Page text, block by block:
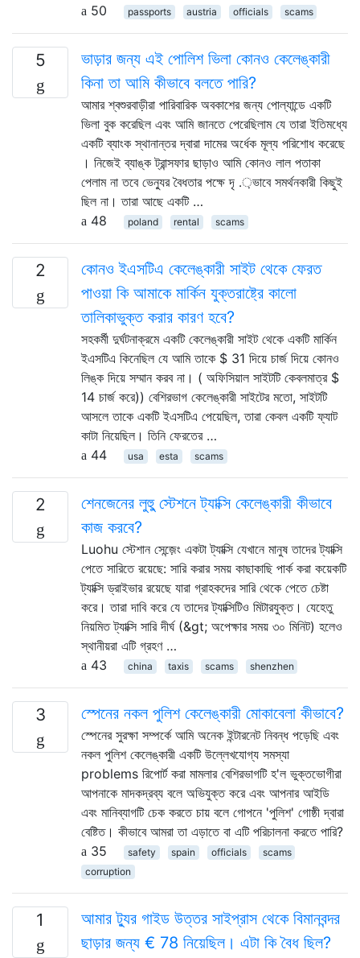
50
passports austria officials scams
5
ভাড়ার জন্য এই পোলিশ ভিলা কোনও কেলেঙ্কারী
কিনা তা আমি কীভাবে বলতে পারি?
আমার শ্বশুরবাড়ীরা পারিবারিক অবকাশের জন্য পোল্যান্ডে একটি
ভিলা বুক করেছিল এবং আমি জানতে পেরেছিলাম যে তারা ইতিমধ্যে
একটি ব্যাংক স্থানান্তর দ্বারা দামের অর্ধেক মূল্য পরিশোধ করেছে
। নিজেই ব্যাঙ্ক ট্রান্সফার ছাড়াও আমি কোনও লাল পতাকা
পেলাম না তবে ভেন্যুর বৈধতার পক্ষে দৃ .়ভাবে সমর্থনকারী কিছুই
ছিল না। তারা আছে একটি …
48
poland rental scams
2
কোনও ইএসটিএ কেলেঙ্কারী সাইট থেকে ফেরত
পাওয়া কি আমাকে মার্কিন যুক্তরাষ্ট্রে কালো
তালিকাভুক্ত করার কারণ হবে?
সহকর্মী দুর্ঘটনাক্রমে একটি কেলেঙ্কারী সাইট থেকে একটি মার্কিন
ইএসটিএ কিনেছিল যে আমি তাকে $ 31 দিয়ে চার্জ দিয়ে কোনও
লিঙ্ক দিয়ে সম্মান করব না। ( অফিসিয়াল সাইটটি কেবলমাত্র $
14 চার্জ করে)) বেশিরভাগ কেলেঙ্কারী সাইটের মতো, সাইটটি
আসলে তাকে একটি ইএসটিএ পেয়েছিল, তারা কেবল একটি ফ্যাট
কাটা নিয়েছিল। তিনি ফেরতের …
44
usa esta scams
2
শেনজেনের লুহুু স্টেশনে ট্যাক্সি কেলেঙ্কারী কীভাবে
কাজ করবে?
Luohu স্টেশান সেন্জ়েং একটা ট্যাক্সি যেখানে মানুষ তাদের ট্যাক্সি
পেতে সারিতে রয়েছে: সারি করার সময় কাছাকাছি পার্ক করা কয়েকটি
ট্যাক্সি ড্রাইভার রয়েছে যারা গ্রাহকদের সারি থেকে পেতে চেষ্টা
করে। তারা দাবি করে যে তাদের ট্যাক্সিটিও মিটারযুক্ত। যেহেতু
নিয়মিত ট্যাক্সি সারি দীর্ঘ (&gt; অপেক্ষার সময় ৩০ মিনিট) হলেও
স্থানীয়রা এটি গ্রহণ …
43
china taxis scams shenzhen
3 স্পেনের নকল পুলিশ কেলেঙ্কারী মোকাবেলা কীভাবে?
স্পেনের সুরক্ষা সম্পর্কে আমি অনেক ইন্টারনেট নিবন্ধ পড়েছি এবং
নকল পুলিশ কেলেঙ্কারী একটি উল্লেখযোগ্য সমস্যা
problems রিপোর্ট করা মামলার বেশিরভাগটি হ'ল ভুক্তভোগীরা
আপনাকে মাদকদ্রব্য বলে অভিযুক্ত করে এবং আপনার আইডি
এবং মানিব্যাগটি চেক করতে চায় বলে গোপনে 'পুলিশ' গোষ্ঠী দ্বারা
বেষ্টিত। কীভাবে আমরা তা এড়াতে বা এটি পরিচালনা করতে পারি?
35
safety spain officials
scams
corruption
1
আমার ট্যুর গাইড উত্তর সাইপ্রাস থেকে বিমানবন্দর
ছাড়ার জন্য € 78 নিয়েছিল। এটা কি বৈধ ছিল?